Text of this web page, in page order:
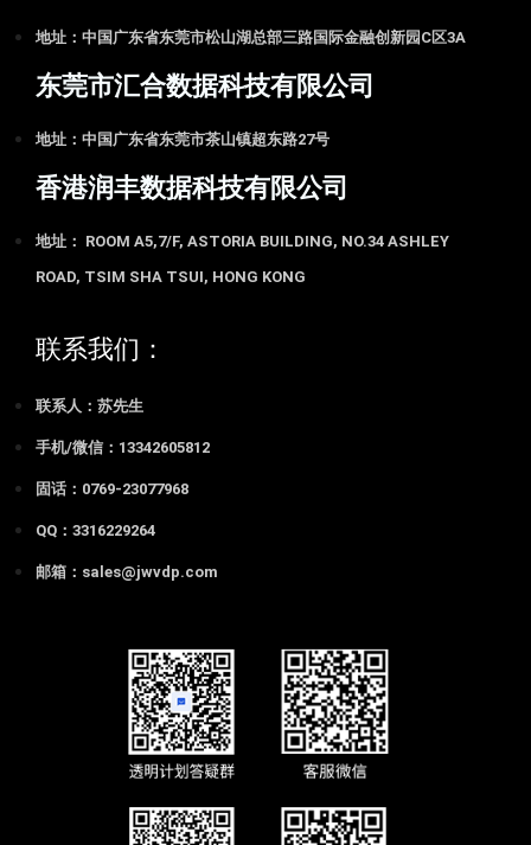
地址：中国广东省东莞市松山湖总部三路国际金融创新园C区3A
东莞市汇合数据科技有限公司
地址：中国广东省东莞市茶山镇超东路27号
香港润丰数据科技有限公司
地址： ROOM A5,7/F, ASTORIA BUILDING, NO.34 ASHLEY
ROAD, TSIM SHA TSUI, HONG KONG
联系我们：
联系人：苏先生
手机/微信：13342605812
固话：0769-23077968
QQ：3316229264
邮箱：sales@jwvdp.com